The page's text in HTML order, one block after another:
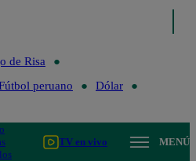
de Risa
peruano
Dólar
TV en vivo MENÚ